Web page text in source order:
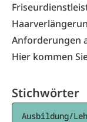
Anforderungen
Hier kommen
Stichwörter
Ausbildung/